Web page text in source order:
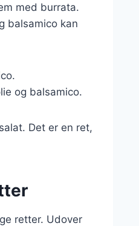
med burrata.
balsamico kan
og balsamico.
Det er en ret,
retter. Udover